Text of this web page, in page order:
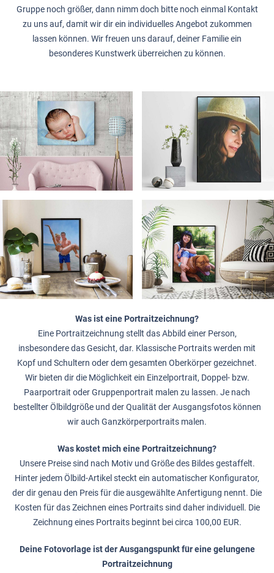
Gruppe noch größer, dann nimm doch bitte noch einmal Kontakt
zu uns auf, damit wir dir ein individuelles Angebot zukommen
lassen können. Wir freuen uns darauf, deiner Familie ein
besonderes Kunstwerk überreichen zu können.
Was ist eine Portraitzeichnung?
Eine Portraitzeichnung stellt das Abbild einer Person,
insbesondere das Gesicht, dar. Klassische Portraits werden mit
Kopf und Schultern oder dem gesamten Oberkörper gezeichnet.
Wir bieten dir die Möglichkeit ein Einzelportrait, Doppel- bzw.
Paarportrait oder Gruppenportrait malen zu lassen. Je nach
bestellter Ölbildgröße und der Qualität der Ausgangsfotos können
wir auch Ganzkörperportraits malen.
Was kostet mich eine Portraitzeichnung?
Unsere Preise sind nach Motiv und Größe des Bildes gestaffelt.
Hinter jedem Ölbild-Artikel steckt ein automatischer Konfigurator,
der dir genau den Preis für die ausgewählte Anfertigung nennt. Die
Kosten für das Zeichnen eines Portraits sind daher individuell. Die
Zeichnung eines Portraits beginnt bei circa 100,00 EUR.
Deine Fotovorlage ist der Ausgangspunkt für eine gelungene
Portraitzeichnung